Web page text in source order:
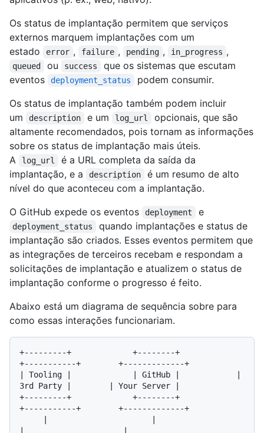
Os status de implantação permitem que serviços
externos marquem implantações com um
estado
error , failure , pending , in_progress ,
queued ou success
que os sistemas que escutam
eventos
deployment_status
podem consumir.
Os status de implantação também podem incluir
um
description e um log_url
opcionais, que são
altamente recomendados, pois tornam as informações
sobre os status de implantação mais úteis.
A
log_url
é a URL completa da saída da
implantação, e a
description
é um resumo de alto
nível do que aconteceu com a implantação.
O GitHub expede os eventos
deployment e
deployment_status
quando implantações e status de
implantação são criados. Esses eventos permitem que
as integrações de terceiros recebam e respondam a
solicitações de implantação e atualizem o status de
implantação conforme o progresso é feito.
Abaixo está um diagrama de sequência sobre para
como essas interações funcionariam.
+---------+             +--------+
+-----------+        +-------------+
| Tooling |             | GitHub |            |
3rd Party |        | Your Server |
+---------+             +--------+
+-----------+        +-------------+